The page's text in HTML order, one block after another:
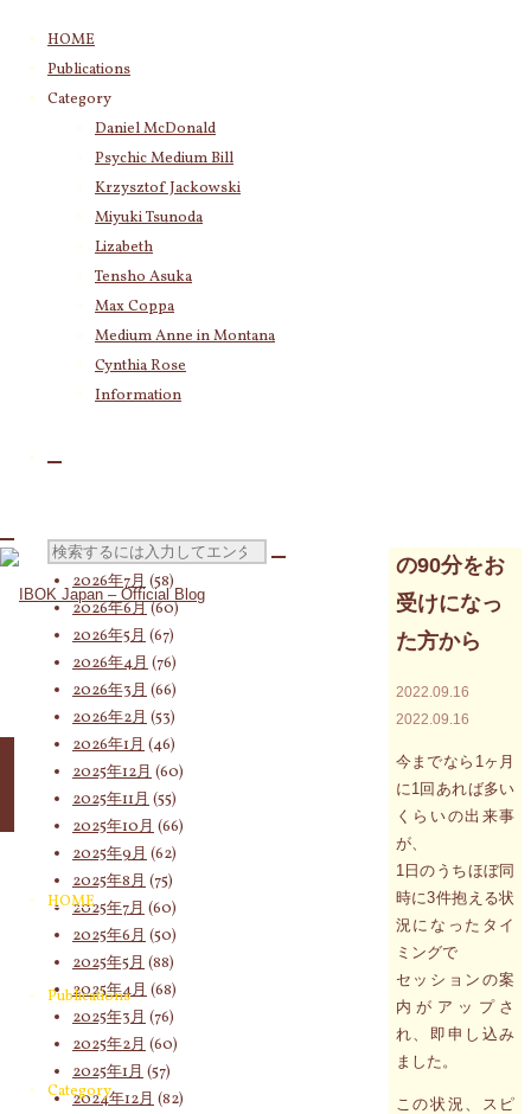
HOME
Publications
Category
Daniel McDonald
Psychic Medium Bill
Krzysztof Jackowski
Miyuki Tsunoda
Lizabeth
Tensho Asuka
Max Coppa
Medium Anne in Montana
Cynthia Rose
Information
検
対
HOME
Publications
Category
の90分をお
受けになっ
た方から
2022.09.16
2022.09.16
今までなら1ヶ月
に1回あれば多い
くらいの出来事
が、
1日のうちほぼ同
時に3件抱える状
況になったタイ
ミングで
セッションの案
内がアップさ
れ、即申し込み
ました。
この状況、スピ
Category
Daniel McDonald(243)
Psychic Medium Bill
(11)
Katherine
Krzysztof Jackowski
Miyuki Tsunoda
Lizabeth(255)
Tensho Asuka(3,027)
Amanda Coppa(210)
Max Coppa(403)
Medium Anne in Montana
2026年8月(12)
2026年7月 (58)
2026年6月(60)
2026年5月 (67)
2026年4月 (76)
2026年3月 (66)
2026年2月 (53)
2026年1月 (46)
2025年12月 (60)
2025年11月 (55)
2025年10月 (66)
2025年9月 (62)
2025年8月 (75)
2025年7月 (60)
2025年6月 (50)
2025年5月 (88)
2025年4月 (68)
2025年3月 (76)
2025年2月 (60)
2025年1月 (57)
2024年12月 (82)